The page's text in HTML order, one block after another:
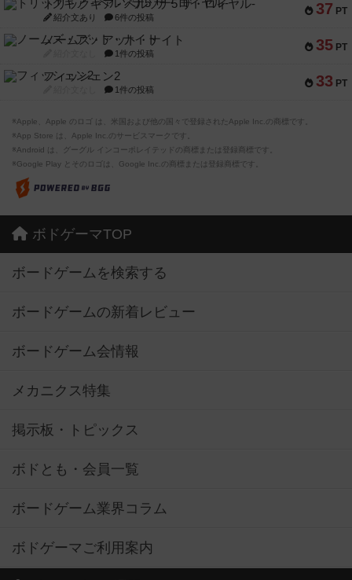
37 PT
トリックギア - ペルソナ5 ザ・ロイヤル-
紹介文あり 6件の投稿
35 PT
ノームズ・アット・ナイト
1件の投稿
33 PT
フィッシェン2
1件の投稿
※Apple、Apple のロゴ は、米国および他の国々で登録されたApple Inc.の商標です。
※App Store は、Apple Inc.のサービスマークです。
※Android は、グーグル インコーポレイテッドの商標または登録商標です。
※Google Play とそのロゴは、Google Inc.の商標または登録商標です。
ボドゲーマTOP
ボードゲームを検索する
ボードゲームの新着レビュー
ボードゲーム会情報
メカニクス特集
掲示板・トピックス
ボドとも・会員一覧
ボードゲーム業界コラム
ボドゲーマご利用案内